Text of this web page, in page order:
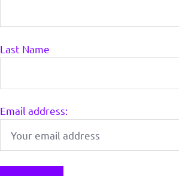
Last Name
Email address: